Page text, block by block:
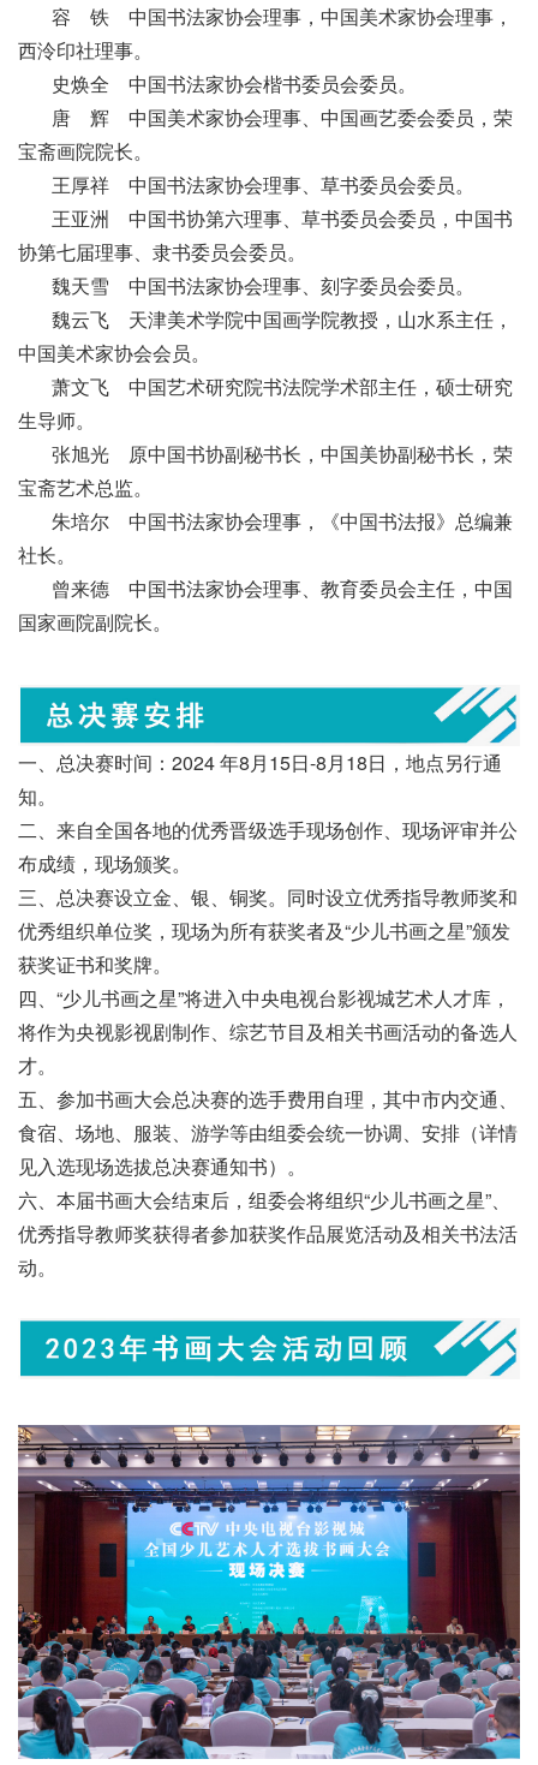
容 铁 中国书法家协会理事，中国美术家协会理事，
西泠印社理事。
史焕全 中国书法家协会楷书委员会委员。
唐 辉 中国美术家协会理事、中国画艺委会委员，荣
宝斋画院院长。
王厚祥 中国书法家协会理事、草书委员会委员。
王亚洲 中国书协第六理事、草书委员会委员，中国书
协第七届理事、隶书委员会委员。
魏天雪 中国书法家协会理事、刻字委员会委员。
魏云飞 天津美术学院中国画学院教授，山水系主任，
中国美术家协会会员。
萧文飞 中国艺术研究院书法院学术部主任，硕士研究
生导师。
张旭光 原中国书协副秘书长，中国美协副秘书长，荣
宝斋艺术总监。
朱培尔 中国书法家协会理事，《中国书法报》总编兼
社长。
曾来德 中国书法家协会理事、教育委员会主任，中国
国家画院副院长。
一、总决赛时间：2024 年8月15日-8月18日，地点另行通
知。
二、来自全国各地的优秀晋级选手现场创作、现场评审并公
布成绩，现场颁奖。
三、总决赛设立金、银、铜奖。同时设立优秀指导教师奖和
优秀组织单位奖，现场为所有获奖者及“少儿书画之星”颁发
获奖证书和奖牌。
四、“少儿书画之星”将进入中央电视台影视城艺术人才库，
将作为央视影视剧制作、综艺节目及相关书画活动的备选人
才。
五、参加书画大会总决赛的选手费用自理，其中市内交通、
食宿、场地、服装、游学等由组委会统一协调、安排（详情
见入选现场选拔总决赛通知书）。
六、本届书画大会结束后，组委会将组织“少儿书画之星”、
优秀指导教师奖获得者参加获奖作品展览活动及相关书法活
动。